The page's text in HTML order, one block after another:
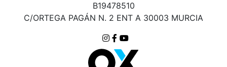
B19478510
C/ORTEGA PAGÁN N. 2 ENT A 30003 MURCIA